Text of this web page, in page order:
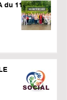
du 11